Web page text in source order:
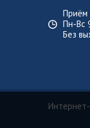
Приём
Пн-Вс
Без